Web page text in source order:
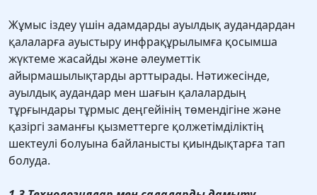
Жұмыс іздеу үшін адамдарды ауылдық аудандардан
қалаларға ауыстыру инфрақұрылымға қосымша
жүктеме жасайды және әлеуметтік
айырмашылықтарды арттырады. Нәтижесінде,
ауылдық аудандар мен шағын қалалардың
тұрғындары тұрмыс деңгейінің төмендігіне және
қазіргі заманғы қызметтерге қолжетімділіктің
шектеулі болуына байланысты қиындықтарға тап
болуда.